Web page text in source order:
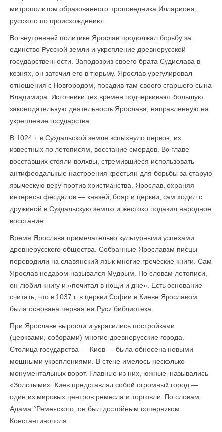
митрополитом образованного проповедника Иллариона,
русского по происхождению.
Во внутренней политике Ярослав продолжал борьбу за
единство Русской земли и укрепление древнерусской
государственности. Заподозрив своего брата Судислава в
кознях, он заточил его в тюрьму. Ярослав урегулировал
отношения с Новгородом, посадив там своего старшего сына
Владимира. Источники тех времен подчеркивают большую
законодательную деятельность Ярослава, направленную на
укрепление государства.
В 1024 г. в Суздальской земле вспыхнуло первое, из
известных по летописям, восстание смердов. Во главе
восставших стояли волхвы, стремившиеся использовать
антифеодальные настроения крестьян для борьбы за старую
языческую веру против христианства. Ярослав, охраняя
интересы феодалов — князей, бояр и церкви, сам ходил с
дружиной в Суздальскую землю и жестоко подавил народное
восстание.
Время Ярослава примечательно культурными успехами
древнерусского общества. Собранные Ярославам писцы
переводили на славянский язык многие греческие книги. Сам
Ярослав недаром назывался Мудрым. По словам летописи,
он любил книгу и «почитал в нощи и дне». Есть основа­ние
считать, что в 1037 г. в церкви Софии в Киеве Ярославом
была основана первая на Руси библиотека.
При Ярославе выросли и украсились постройками
(церквами, соборами) многие древнерусские города.
Столица государства — Киев — была обнесена новыми
мощными укреплениями. В стене имелось несколько
монументальных ворот. Главные из них, южные, назывались
«Золотыми». Киев представлял собой огромный город —
один из мировых центров ремесла и торговли. По словам
Адама °Ременского, он был достойным соперником
Константинополя.